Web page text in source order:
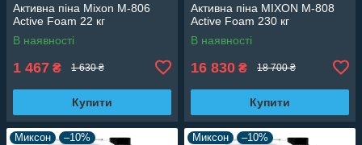
Активна піна Mixon M-806
Active Foam 22 кг
В наявності
1 467 ₴ 1 630 ₴
Купити
Активна піна MIXON M-808
Active Foam 230 кг
В наявності
16 830 ₴ 18 700 ₴
Купити
Миксон –10% Миксон –10%